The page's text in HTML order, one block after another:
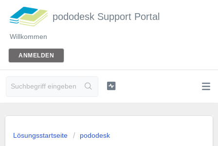
pododesk Support Portal
Willkommen
ANMELDEN
Lösungsstartseite pododesk